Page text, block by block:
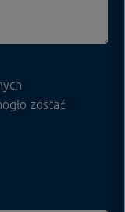
zostać